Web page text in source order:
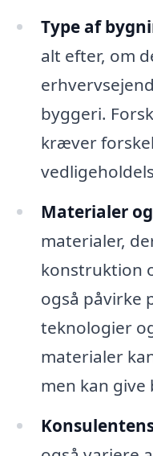
Type af
alt efter, om
byggeri.
kræver
Materialer
materialer,
konstruktion
også påvirke
teknologier
materialer
men kan give